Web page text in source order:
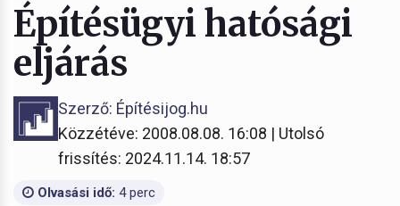
Építésügyi hatósági
eljárás
Szerző: Építésijog.hu
Közzétéve: 2008.08.08. 16:08 | Utolsó
frissítés: 2024.11.14. 18:57
Olvasási idő: 4 perc